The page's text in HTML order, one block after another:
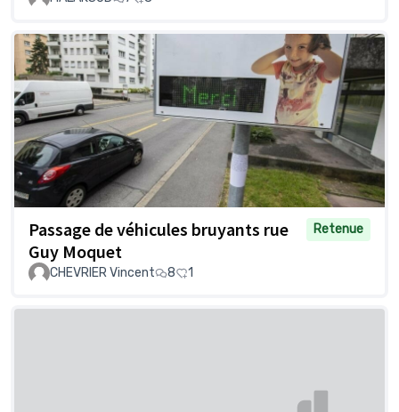
Passage de véhicules bruyants rue
Guy Moquet
Retenue
CHEVRIER Vincent 8 1